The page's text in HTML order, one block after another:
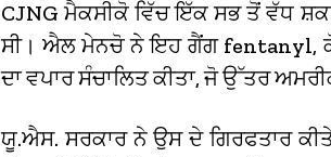
CJNG ਮੈਕਸੀਕੋ ਵਿੱਚ ਇੱਕ ਸਭ ਤੋਂ ਵੱਧ
ਸੀ। ਐਲ ਮੇਨਚੋ ਨੇ ਇਹ ਗੈਂਗ fentanyl,
ਦਾ ਵਪਾਰ ਸੰਚਾਲਿਤ ਕੀਤਾ, ਜੋ ਉੱਤਰ
ਯੂ.ਐਸ. ਸਰਕਾਰ ਨੇ ਉਸ ਦੇ ਗਿਰਫਤਾਰ